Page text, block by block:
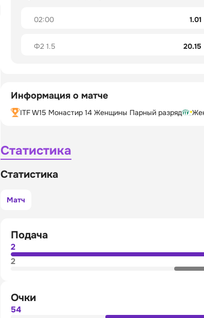
02:00 1.01
Ф2 1.5 20.15
Информация о матче
ITF W15 Монастир 14 Женщины Парный разряд
Статистика
Статистика
Матч
Подача
2
2
Очки
54